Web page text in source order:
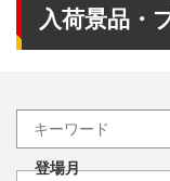
入荷景品・
登場月